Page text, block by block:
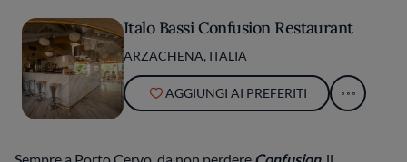
Italo Bassi Confusion Restaurant
ARZACHENA, ITALIA
AGGIUNGI AI PREFERITI